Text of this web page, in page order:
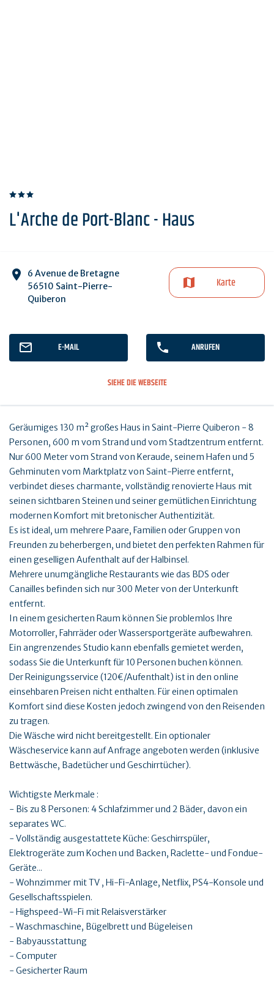
L'Arche de Port-Blanc - Haus
6 Avenue de Bretagne
56510 Saint-Pierre-
Quiberon
Karte
E-MAIL ANRUFEN
SIEHE DIE WEBSEITE
Geräumiges 130 m² großes Haus in Saint-Pierre Quiberon - 8
Personen, 600 m vom Strand und vom Stadtzentrum entfernt.
Nur 600 Meter vom Strand von Keraude, seinem Hafen und 5
Gehminuten vom Marktplatz von Saint-Pierre entfernt,
verbindet dieses charmante, vollständig renovierte Haus mit
seinen sichtbaren Steinen und seiner gemütlichen Einrichtung
modernen Komfort mit bretonischer Authentizität.
Es ist ideal, um mehrere Paare, Familien oder Gruppen von
Freunden zu beherbergen, und bietet den perfekten Rahmen für
einen geselligen Aufenthalt auf der Halbinsel.
Mehrere unumgängliche Restaurants wie das BDS oder
Canailles befinden sich nur 300 Meter von der Unterkunft
entfernt.
In einem gesicherten Raum können Sie problemlos Ihre
Motorroller, Fahrräder oder Wassersportgeräte aufbewahren.
Ein angrenzendes Studio kann ebenfalls gemietet werden,
sodass Sie die Unterkunft für 10 Personen buchen können.
Der Reinigungsservice (120€/Aufenthalt) ist in den online
einsehbaren Preisen nicht enthalten. Für einen optimalen
Komfort sind diese Kosten jedoch zwingend von den Reisenden
zu tragen.
Die Wäsche wird nicht bereitgestellt. Ein optionaler
Wäscheservice kann auf Anfrage angeboten werden (inklusive
Bettwäsche, Badetücher und Geschirrtücher).
Wichtigste Merkmale :
- Bis zu 8 Personen: 4 Schlafzimmer und 2 Bäder, davon ein
separates WC.
- Vollständig ausgestattete Küche: Geschirrspüler,
Elektrogeräte zum Kochen und Backen, Raclette- und Fondue-
Geräte...
- Wohnzimmer mit TV , Hi-Fi-Anlage, Netflix, PS4-Konsole und
Gesellschaftsspielen.
- Highspeed-Wi-Fi mit Relaisverstärker
- Waschmaschine, Bügelbrett und Bügeleisen
- Babyausstattung
- Computer
- Gesicherter Raum